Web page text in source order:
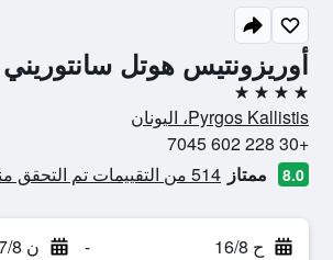
أوريزونتيس هوتل سانتوريني
4 نجوم
Pyrgos Kallistis، اليونان
+30 228 602 7045
8.0 ممتاز 514 من التقييمات تم التحقق منها
ح 16/8 - ن 17/8